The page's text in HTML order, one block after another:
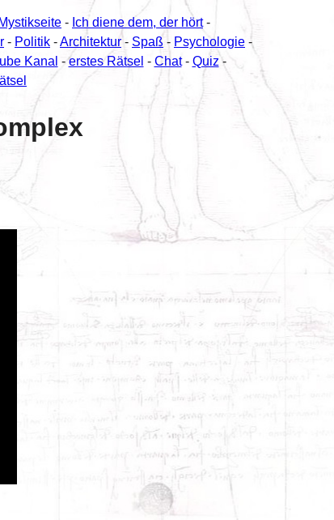
- Ich diene dem, der hört-
- Politik -Architektur- Spaß - Psychologie -
Kanal -erstes Rätsel - Chat- Quiz -